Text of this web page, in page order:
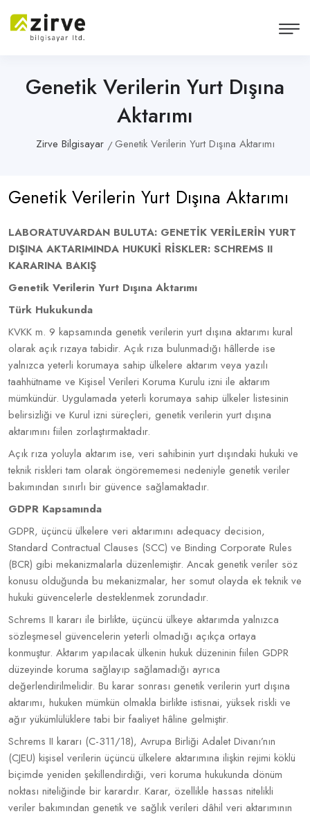
Genetik Verilerin Yurt Dışına
Aktarımı
Zirve Bilgisayar Genetik Verilerin Yurt Dışına Aktarımı
Genetik Verilerin Yurt Dışına Aktarımı
LABORATUVARDAN BULUTA: GENETİK VERİLERİN YURT
DIŞINA AKTARIMINDA HUKUKİ RİSKLER: SCHREMS II
KARARINA BAKIŞ
Genetik Verilerin Yurt Dışına Aktarımı
Türk Hukukunda
KVKK m. 9 kapsamında genetik verilerin yurt dışına aktarımı kural
olarak açık rızaya tabidir. Açık rıza bulunmadığı hâllerde ise
yalnızca yeterli korumaya sahip ülkelere aktarım veya yazılı
taahhütname ve Kişisel Verileri Koruma Kurulu izni ile aktarım
mümkündür. Uygulamada yeterli korumaya sahip ülkeler listesinin
belirsizliği ve Kurul izni süreçleri, genetik verilerin yurt dışına
aktarımını fiilen zorlaştırmaktadır.
Açık rıza yoluyla aktarım ise, veri sahibinin yurt dışındaki hukuki ve
teknik riskleri tam olarak öngörememesi nedeniyle genetik veriler
bakımından sınırlı bir güvence sağlamaktadır.
GDPR Kapsamında
GDPR, üçüncü ülkelere veri aktarımını adequacy decision,
Standard Contractual Clauses (SCC) ve Binding Corporate Rules
(BCR) gibi mekanizmalarla düzenlemiştir. Ancak genetik veriler söz
konusu olduğunda bu mekanizmalar, her somut olayda ek teknik ve
hukuki güvencelerle desteklenmek zorundadır.
Schrems II kararı ile birlikte, üçüncü ülkeye aktarımda yalnızca
sözleşmesel güvencelerin yeterli olmadığı açıkça ortaya
konmuştur. Aktarım yapılacak ülkenin hukuk düzeninin fiilen GDPR
düzeyinde koruma sağlayıp sağlamadığı ayrıca
değerlendirilmelidir. Bu karar sonrası genetik verilerin yurt dışına
aktarımı, hukuken mümkün olmakla birlikte istisnai, yüksek riskli ve
ağır yükümlülüklere tabi bir faaliyet hâline gelmiştir.
Schrems II kararı (C-311/18), Avrupa Birliği Adalet Divanı’nın
(CJEU) kişisel verilerin üçüncü ülkelere aktarımına ilişkin rejimi köklü
biçimde yeniden şekillendirdiği, veri koruma hukukunda dönüm
noktası niteliğinde bir karardır. Karar, özellikle hassas nitelikli
veriler bakımından genetik ve sağlık verileri dâhil veri aktarımının